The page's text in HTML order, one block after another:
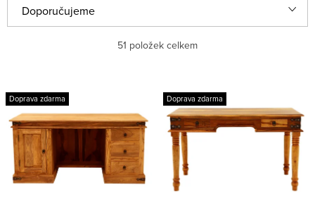
a
n
í
p
r
o
Doporučujeme
Nejprodávanější
Abecedně
51 položek celkem
V
ý
p
s
Doprava zdarma Doprava zdarma